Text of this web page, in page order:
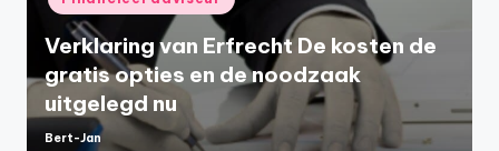
in
Verklaring van Erfrecht De kosten de
gratis opties en de noodzaak
uitgelegd nu
Geplaatst
Bert-Jan